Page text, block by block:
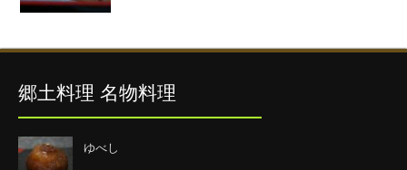
郷土料理 名物料理
ゆべし